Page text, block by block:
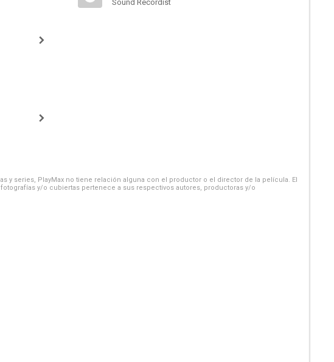
Sound Recordist
y series, PlayMax no tiene relación alguna con el productor o el director de la película. El
y/o cubiertas pertenece a sus respectivos autores, productoras y/o